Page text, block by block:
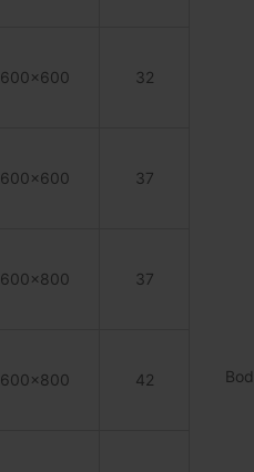
600x600 32
600x600 37
600x800 37
600x800 42